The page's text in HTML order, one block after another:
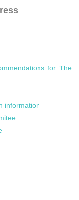
for The
information